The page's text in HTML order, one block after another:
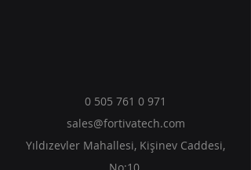
0 505 761 0 971
sales@fortivatech.com
Yıldızevler Mahallesi, Kişinev Caddesi,